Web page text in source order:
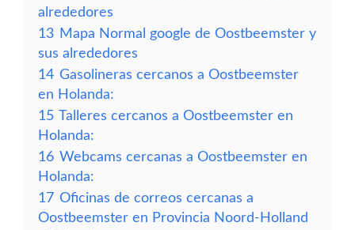
alrededores
13 Mapa Normal google de Oostbeemster y
sus alrededores
14 Gasolineras cercanos a Oostbeemster
en Holanda:
15 Talleres cercanos a Oostbeemster en
Holanda:
16 Webcams cercanas a Oostbeemster en
Holanda:
17 Oficinas de correos cercanas a
Oostbeemster en Provincia Noord-Holland